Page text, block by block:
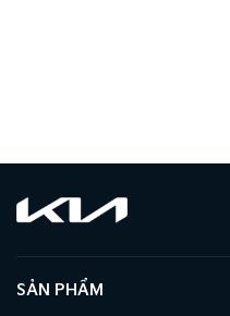
SẢN PHẨM